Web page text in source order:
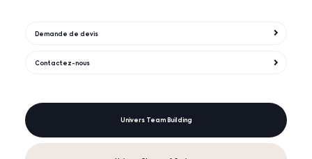
Demande de devis
Contactez-nous
Univers Team Building